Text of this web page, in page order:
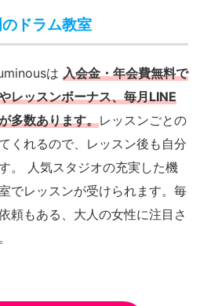
ドラム教室
は 入会金・年会費無料で
レッスンボーナス、毎月LINE
多数あります。レッスンごとの
くれるので、レッスン後も自分
。 人気スタジオの充実した機
でレッスンが受けられます。毎
頼もある、大人の女性に注目さ